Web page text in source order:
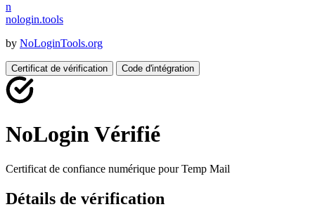
n
nologin.tools
by NoLoginTools.org
Certificat de vérification Code d'intégration
NoLogin Vérifié
Certificat de confiance numérique pourTemp Mail
Détails de vérification